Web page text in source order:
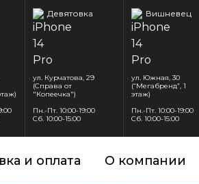
Девятовка
ул. Курчатова, 29
(Справа от
"Копеечка")
Пн.-Пт. 10:00-19:00
Сб. 10:00-15:00
Вишневец
ул. Южная, 30
(“Мегабренд”, 1
этаж)
Пн.-Пт. 10:00-19:00
Сб. 10:00-15:00
и оплата О компании